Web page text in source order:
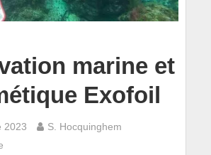
marine et
Exofoil
2023
S. Hocquinghem